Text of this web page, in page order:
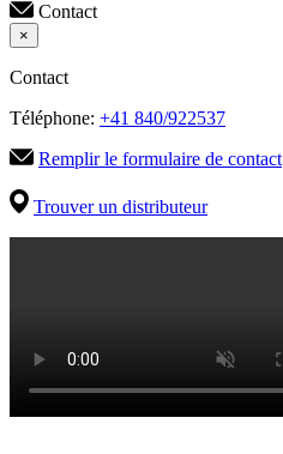
Contact
×
Contact
Téléphone: +41 840/922537
Remplir le formulaire de contact
Trouver un distributeur